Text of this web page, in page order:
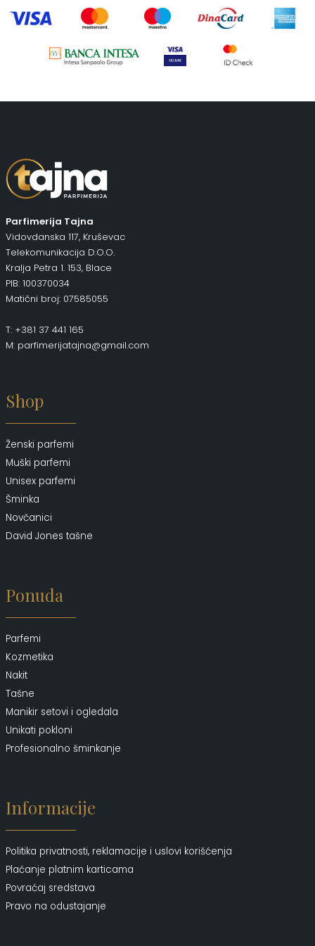
Uncategorized (1)
Parfimerija Tajna
Vidovdanska 117, Kruševac
Telekomunikacija D.O.O.
Kralja Petra 1. 153, Blace
PIB: 100370034
Matični broj: 07585055
T: +381 37 441 165
M: parfimerijatajna@gmail.com
Shop
Ženski parfemi
Muški parfemi
Unisex parfemi
Šminka
Novčanici
David Jones tašne
Ponuda
Parfemi
Kozmetika
Nakit
Tašne
Manikir setovi i ogledala
Unikati pokloni
Profesionalno šminkanje
Informacije
Politika privatnosti, reklamacije i uslovi korišćenja
Plaćanje platnim karticama
Povraćaj sredstava
Pravo na odustajanje